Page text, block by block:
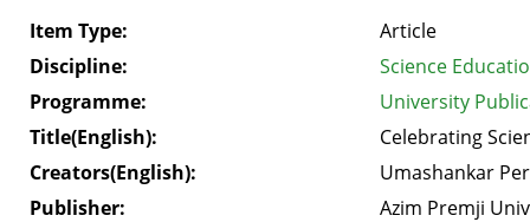
Item Type:
Article
Discipline:
Science
Programme:
University
Title(English):
Celebrating
Creators(English):
Umashankar
Publisher:
Azim Premji